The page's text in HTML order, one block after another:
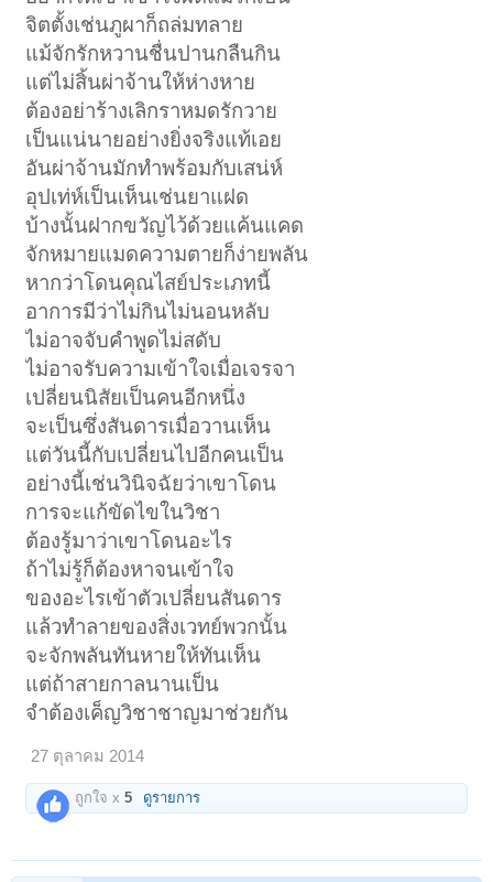
จิตตั้งเช่นภูผาก็ถล่มทลาย
แม้จักรักหวานชื่นปานกลืนกิน
แต่ไม่สิ้นผ่าจ้านให้ห่างหาย
ต้องอย่าร้างเลิกราหมดรักวาย
เป็นแน่นายอย่างยิ่งจริงแท้เอย
อันผ่าจ้านมักทำพร้อมกับเสน่ห์
อุปเท่ห์เป็นเห็นเช่นยาแฝด
บ้างนั้นฝากขวัญไว้ด้วยแค้นแคด
จักหมายแมดความตายก็ง่ายพลัน
หากว่าโดนคุณไสย์ประเภทนี้
อาการมีว่าไม่กินไม่นอนหลับ
ไม่อาจจับคำพูดไม่สดับ
ไม่อาจรับความเข้าใจเมื่อเจรจา
เปลี่ยนนิสัยเป็นคนอีกหนึ่ง
จะเป็นซึ่งสันดารเมื่อวานเห็น
แต่วันนี้กับเปลี่ยนไปอีกคนเป็น
อย่างนี้เช่นวินิจฉัยว่าเขาโดน
การจะแก้ขัดไขในวิชา
ต้องรู้มาว่าเขาโดนอะไร
ถ้าไม่รู้ก็ต้องหาจนเข้าใจ
ของอะไรเข้าตัวเปลี่ยนสันดาร
แล้วทำลายของสิ่งเวทย์พวกนั้น
จะจักพลันทันหายให้ทันเห็น
แต่ถ้าสายกาลนานเป็น
จำต้องเค็ญวิชาชาญมาช่วยกัน
27 ตุลาคม 2014
ถูกใจ x5 ดูรายการ